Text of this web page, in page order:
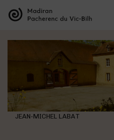
THE APPELLATIONS
Organisation of the
The history of the
Research & development
Presentation of the
Presentation of the
THE WINES
Madiran wines
Pacherenc du Vic-Bilh
Tasting
Wine and food pairings
All our wines
VISIT THE SITES
Offers
Map of the Appellations
BLOG
JEAN-MICHEL LABAT